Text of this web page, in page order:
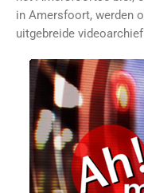
in Amersfoort, werden
uitgebreide